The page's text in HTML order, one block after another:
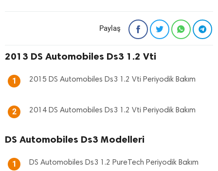
Paylaş
2013 DS Automobiles Ds3 1.2 Vti
1 2015 DS Automobiles Ds3 1.2 Vti Periyodik Bakım
2 2014 DS Automobiles Ds3 1.2 Vti Periyodik Bakım
DS Automobiles Ds3 Modelleri
1 DS Automobiles Ds3 1.2 PureTech Periyodik Bakım